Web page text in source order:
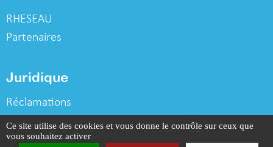
RHESEAU
Partenaires
Juridique
Réclamations
Déclaration vie privée
Mentions légales
Ce site utilise des cookies et vous donne le contrôle sur ceux que
vous souhaitez activer